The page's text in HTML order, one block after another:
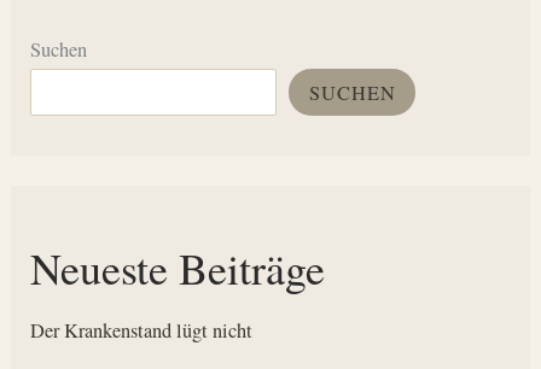
Suchen
SUCHEN
Neueste Beiträge
Der Krankenstand lügt nicht